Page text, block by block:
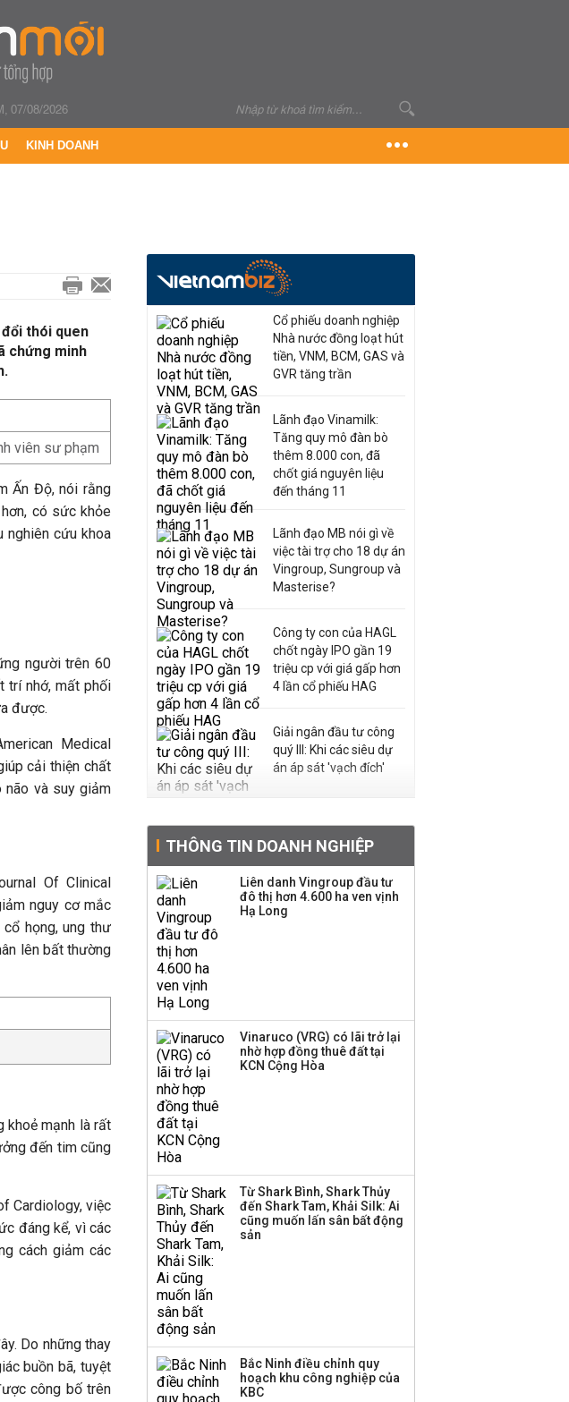
07/08/2026
KINH DOANH
thói quen
chứng minh
viên sư phạm
Ấn Độ, nói rằng
có sức khỏe
nghiên cứu khoa
người trên 60
trí nhớ, mất phối
được.
Medical
cải thiện chất
não và suy giảm
Of Clinical
nguy cơ mắc
họng, ung thư
lên bất thường
khoẻ mạnh là rất
đến tim cũng
Cardiology, việc
đáng kể, vì các
cách giảm các
Do những thay
buồn bã, tuyệt
công bố trên
Cổ phiếu doanh nghiệp
Nhà nước đồng loạt hút
tiền, VNM, BCM, GAS và
GVR tăng trần
Lãnh đạo Vinamilk:
Tăng quy mô đàn bò
thêm 8.000 con, đã
chốt giá nguyên liệu
đến tháng 11
Lãnh đạo MB nói gì về
việc tài trợ cho 18 dự án
Vingroup, Sungroup và
Masterise?
Công ty con của HAGL
chốt ngày IPO gần 19
triệu cp với giá gấp hơn
4 lần cổ phiếu HAG
Giải ngân đầu tư công
quý III: Khi các siêu dự
án áp sát 'vạch đích'
triển quỹ hưu trí: Từ tiết
kiệm gia đình thành
nguồn cấp vốn dài hạn
và kinh nghiệm từ
Malaysia
Iran xem xét cấm tàu
VPBankS xin từ nhiệm
THÔNG TIN DOANH NGHIỆP
Liên danh Vingroup đầu tư
đô thị hơn 4.600 ha ven vịnh
Hạ Long
Vinaruco (VRG) có lãi trở lại
nhờ hợp đồng thuê đất tại
KCN Cộng Hòa
Từ Shark Bình, Shark Thủy
đến Shark Tam, Khải Silk: Ai
cũng muốn lấn sân bất động
sản
Bắc Ninh điều chỉnh quy
hoạch khu công nghiệp của
KBC